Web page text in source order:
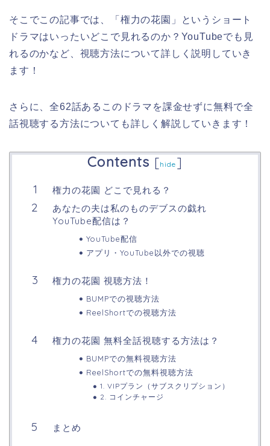
そこでこの記事では、「権力の花園」というショート
ドラマはいったいどこで見れるのか？YouTubeでも見
れるのかなど、視聴方法について詳しく説明していき
ます！
さらに、全62話あるこのドラマを課金せずに無料で全
話視聴する方法についても詳しく解説していきます！
Contents [hide ]
権力の花園 どこで見れる？
あなたの夫は私のものデブスの戯れ
YouTube配信は？
YouTube配信
アプリ・YouTube以外での視聴
権力の花園 視聴方法！
BUMPでの視聴方法
ReelShortでの視聴方法
権力の花園 無料全話視聴する方法は？
BUMPでの無料視聴方法
ReelShortでの無料視聴方法
1. VIPプラン（サブスクリプション）
2. コインチャージ
まとめ